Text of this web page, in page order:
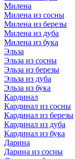
Милена
Милена из сосны
Милена из березы
Милена из дуба
Милена из бука
Эльза
Эльза из сосны
Эльза из березы
Эльза из дуба
Эльза из бука
Кардинал
Кардинал из сосны
Кардинал из березы
Кардинал из дуба
Кардинал из бука
Дарина
Дарина из сосны